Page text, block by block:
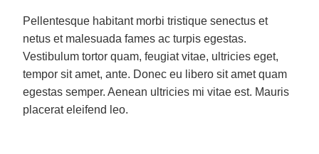
Pellentesque habitant morbi tristique senectus et
netus et malesuada fames ac turpis egestas.
Vestibulum tortor quam, feugiat vitae, ultricies eget,
tempor sit amet, ante. Donec eu libero sit amet quam
egestas semper. Aenean ultricies mi vitae est. Mauris
placerat eleifend leo.